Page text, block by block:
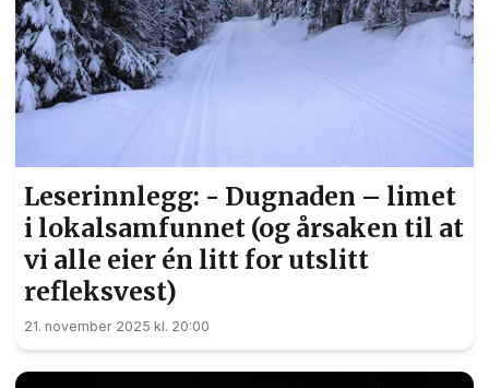
Leserinnlegg: - Dugnaden – limet
i lokalsamfunnet (og årsaken til at
vi alle eier én litt for utslitt
refleksvest)
21. november 2025 kl. 20:00